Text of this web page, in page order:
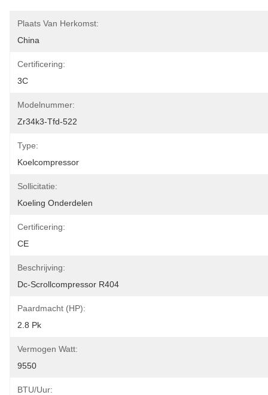
Plaats Van Herkomst:
China
Certificering:
3C
Modelnummer:
Zr34k3-Tfd-522
Type:
Koelcompressor
Sollicitatie:
Koeling Onderdelen
Certificering:
CE
Beschrijving:
Dc-Scrollcompressor R404
Paardmacht (HP):
2.8 Pk
Vermogen Watt:
9550
BTU/uur: